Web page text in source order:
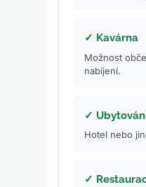
✓ Kavárna
Možnost
nabíjení.
✓
Hotel nebo
✓